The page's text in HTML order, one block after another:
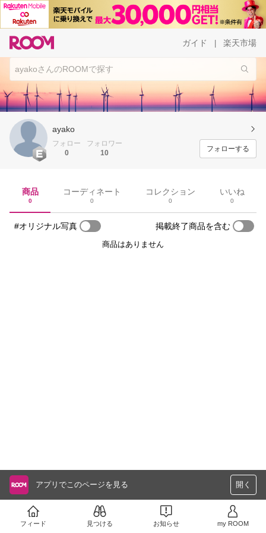
ガイド 楽天市場
ayako
フォロー
0
フォロワー
10
フォローする
商品
0
コーディネート
0
コレクション
0
いいね
0
#オリジナル写真 掲載終了商品を含む
商品はありません
アプリでこのページを見る 開く
フィード 見つける お知らせ my ROOM